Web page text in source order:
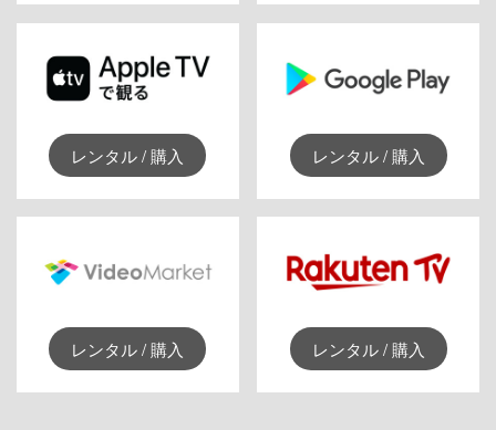
レンタル / 購入 レンタル / 購入
レンタル / 購入 レンタル / 購入